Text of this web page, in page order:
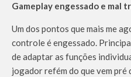
Gameplay engessado e mal
Um dos pontos que mais me
controle é engessado.
de adaptar as funções
jogador refém do que vem pré